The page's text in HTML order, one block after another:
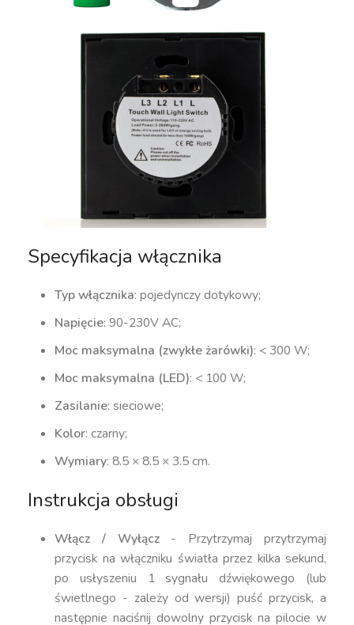
Specyfikacja włącznika
Typ włącznika: pojedynczy dotykowy;
Napięcie: 90-230V AC;
Moc maksymalna (zwykłe żarówki): < 300 W;
Moc maksymalna (LED): < 100 W;
Zasilanie: sieciowe;
Kolor: czarny;
Wymiary: 8.5 × 8.5 × 3.5 cm.
Instrukcja obsługi
Włącz / Wyłącz- Przytrzymaj przytrzymaj
przycisk na włączniku światła przez kilka sekund,
po usłyszeniu 1 sygnału dźwiękowego (lub
świetlnego - zależy od wersji) puść przycisk, a
następnie naciśnij dowolny przycisk na pilocie w